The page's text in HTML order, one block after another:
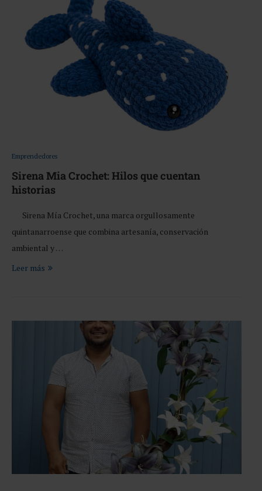
Emprendedores
Sirena Mia Crochet: Hilos que cuentan
historias
Sirena Mía Crochet, una marca orgullosamente
quintanarroense que combina artesanía, conservación
ambiental y …
Leer más